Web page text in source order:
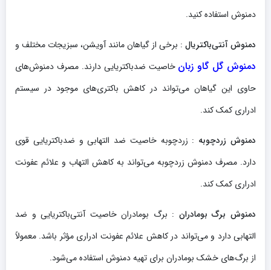
دمنوش استفاده کنید.
دمنوش آنتی‌باکتریال : برخی از گیاهان مانند آویشن، سبزیجات مختلف و
دمنوش گل گاو زبان خاصیت ضدباکتریایی دارند. مصرف دمنوش‌های
حاوی این گیاهان می‌تواند در کاهش باکتری‌های موجود در سیستم
ادراری کمک کند.
دمنوش زردچوبه : زردچوبه خاصیت ضد التهابی و ضدباکتریایی قوی
دارد. مصرف دمنوش زردچوبه می‌تواند به کاهش التهاب و علائم عفونت
ادراری کمک کند.
دمنوش برگ بومادران : برگ بومادران خاصیت آنتی‌باکتریایی و ضد
التهابی دارد و می‌تواند در کاهش علائم عفونت ادراری مؤثر باشد. معمولاً
از برگ‌های خشک بومادران برای تهیه دمنوش استفاده می‌شود.